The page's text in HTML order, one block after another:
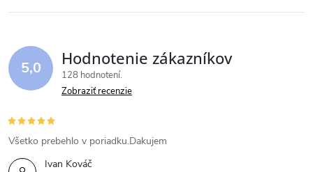
5,0 Hodnotenie zákazníkov
128 hodnotení
Zobraziť recenzie
Ivan Kováč
Všetko prebehlo v poriadku.Dakujem